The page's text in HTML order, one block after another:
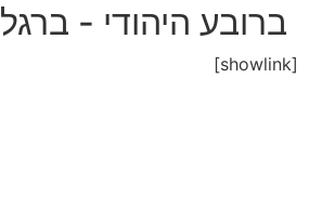
ברובע היהודי - ברגל
[showlink]